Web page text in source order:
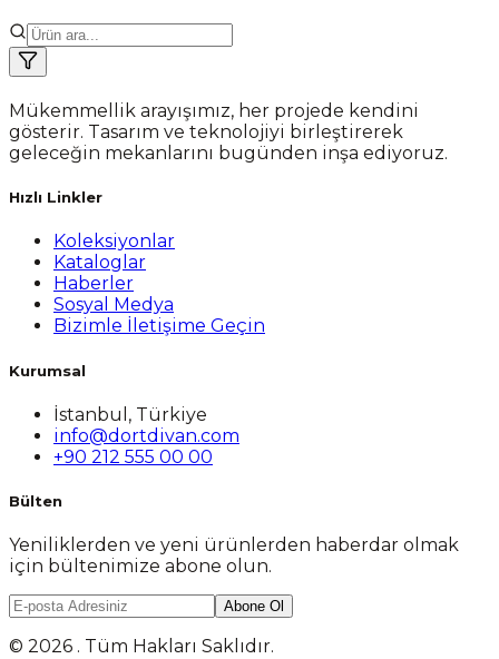
Mükemmellik arayışımız, her projede kendini
gösterir. Tasarım ve teknolojiyi birleştirerek
geleceğin mekanlarını bugünden inşa ediyoruz.
Hızlı Linkler
Koleksiyonlar
Kataloglar
Haberler
Sosyal Medya
Bizimle İletişime Geçin
Kurumsal
İstanbul, Türkiye
info@dortdivan.com
+90 212 555 00 00
Bülten
Yeniliklerden ve yeni ürünlerden haberdar olmak
için bültenimize abone olun.
Abone Ol
© 2026 . Tüm Hakları Saklıdır.